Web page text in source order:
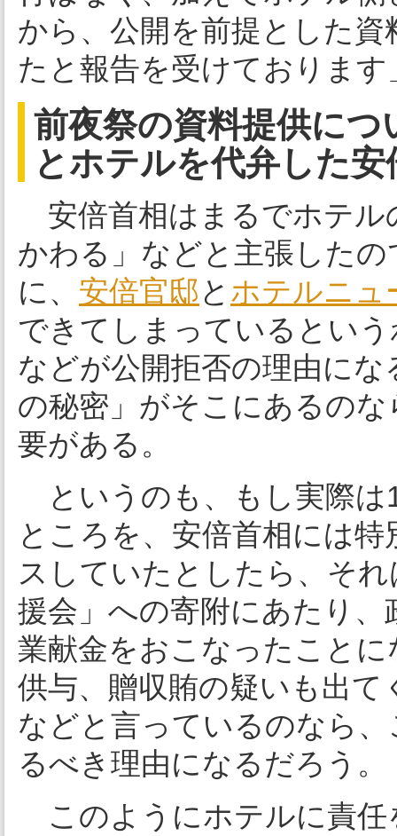
から、公開を前提とした
たと報告を受けております
前夜祭の資料提供に
とホテルを代弁した安
安倍首相はまるでホテル
かわる」などと主張した
に、 安倍官邸 と ホテルニュ
できてしまっているとい
などが公開拒否の理由に
の秘密」がそこにあるの
要がある。
というのも、もし実際は
ところを、安倍首相には
スしていたとしたら、そ
援会」への寄附にあたり
業献金をおこなったこと
供与、贈収賄の疑いも出
などと言っているのなら
るべき理由になるだろう。
このようにホテルに責任